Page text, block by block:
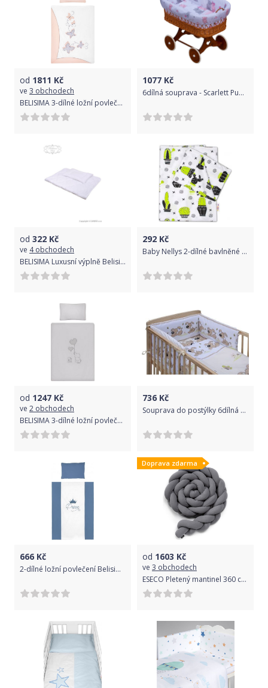
od 1811 Kč
ve 3 obchodech
BELISIMA 3-dílné ložní povlečení Belisima Butterfly 90/120 růžové Růžová
1077 Kč
6dílná souprava - Scarlett Pupis do proutěného koše - růžová
od 322 Kč
ve 4 obchodech
BELISIMA Luxusní výplně Belisima polštář a peřinka 90/120 bílá
292 Kč
Baby Nellys 2-dílné bavlněné povlečení - Kaktus
od 1247 Kč
ve 2 obchodech
BELISIMA 3-dílné ložní povlečení Belisima Amigo 90/120 šedé Šedá
736 Kč
Souprava do postýlky 6dílná Scarlett JAPY - béžová 90 x 120 cm
666 Kč
2-dílné ložní povlečení Belisima Royal Baby 90/120 modré, Modrá
Doprava zdarma
od 1603 Kč
ve 3 obchodech
ESECO Pletený mantinel 360 cm, grey